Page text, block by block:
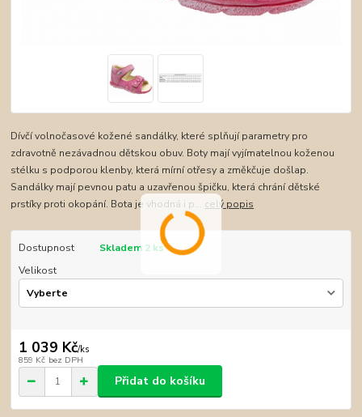
Dívčí volnočasové kožené sandálky, které splňují parametry pro
zdravotně nezávadnou dětskou obuv. Boty mají vyjímatelnou koženou
stélku s podporou klenby, která mírní otřesy a změkčuje došlap.
Sandálky mají pevnou patu a uzavřenou špičku, která chrání dětské
prstíky proti okopání. Bota je vhodná i p... celý popis
Dostupnost
Skladem 2 ks
Velikost
1 039 Kč/ks
859 Kč bez DPH
Přidat do košíku